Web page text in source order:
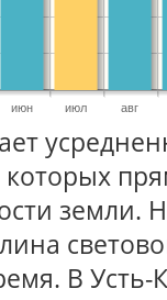
июн июл авг
которых
земли.
В Усть-